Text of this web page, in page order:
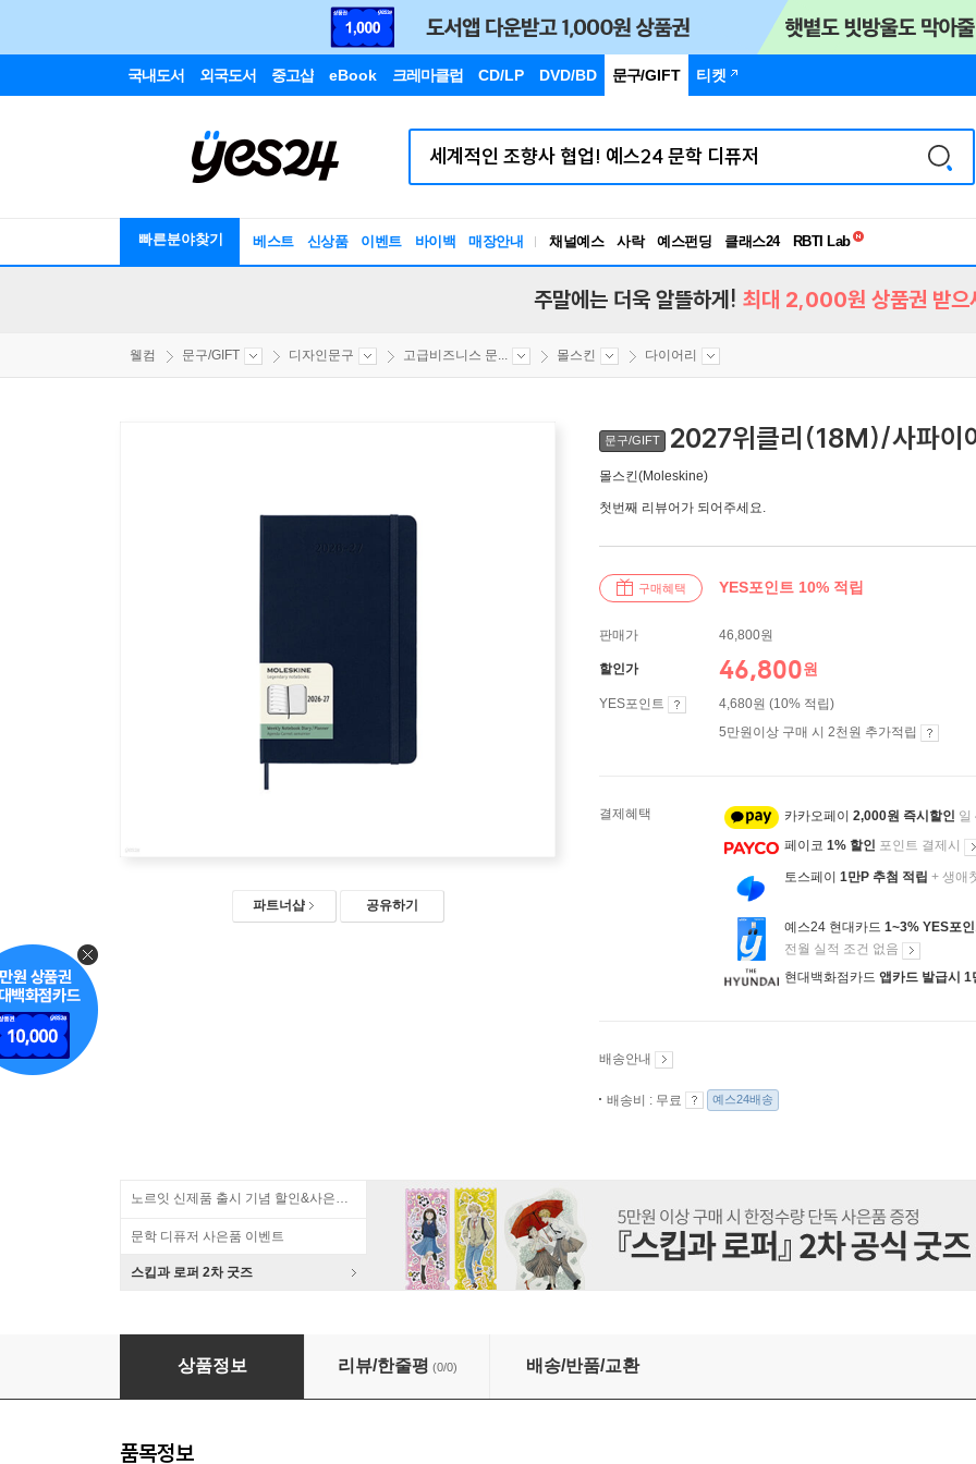
국내도서 외국도서 중고샵 eBook 크레마클럽 CD/LP DVD/BD 문구/GIFT 티켓
빠른분야찾기 베스트 신상품 이벤트 바이백 매장안내 채널예스 사락 예스펀딩 클래스24
독서유형검사
주말에는 더욱 알뜰하게! 최대 2,000원 상품권 받으
웰컴 문구/GIFT 디자인문구 고급비즈니스 문... 몰스킨 다이어리
파트너샵 공유하기
문구/GIFT 2027위클리(18M)/사파이
몰스킨(Moleskine)
첫번째 리뷰어가 되어주세요.
구매혜택 YES포인트 10% 적립
판매가 46,800원
할인가 46,800원
YES포인트
4,680원 (10% 적립)
5만원이상 구매 시 2천원 추가적립
결제혜택 카카오페이 2,000원 즉시할인 일
페이코 1% 할인 포인트 결제시
토스페이 1만P 추첨 적립 + 생애
예스24 현대카드 1~3% YES포
전월 실적 조건 없음
현대백화점카드 앱카드 발급시 1
배송안내
배송비 : 무료 예스24배송
노르잇 신제품 출시 기념 할인&사은품 증정!
문학 디퓨저 사은품 이벤트
스킵과 로퍼 2차 굿즈
2027위클리(18M)/사파이어블루 하드 L
상품정보 리뷰/한줄평 (0/0) 배송/반품/교환
품목정보